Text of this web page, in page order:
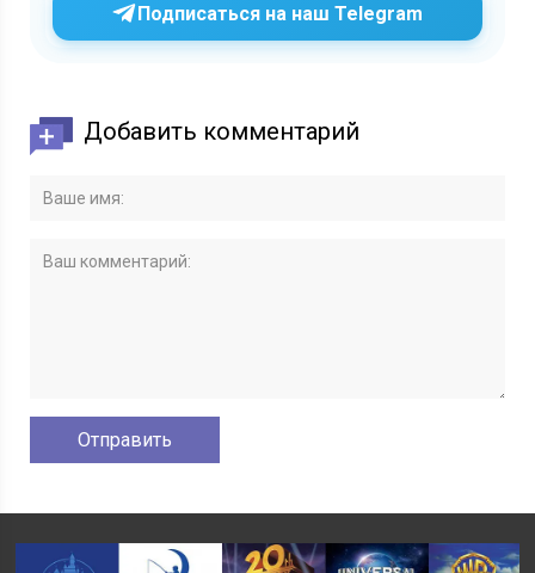
Подписаться на наш Telegram
Добавить комментарий